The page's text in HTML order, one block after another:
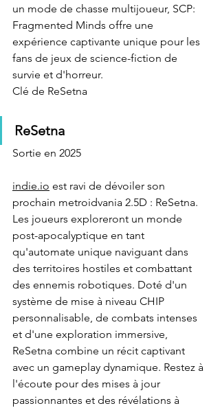
un mode de chasse multijoueur, SCP:
Fragmented Minds offre une
expérience captivante unique pour les
fans de jeux de science-fiction de
survie et d'horreur.
Clé de ReSetna
ReSetna
Sortie en 2025
indie.io est ravi de dévoiler son
prochain metroidvania 2.5D : ReSetna.
Les joueurs exploreront un monde
post-apocalyptique en tant
qu'automate unique naviguant dans
des territoires hostiles et combattant
des ennemis robotiques. Doté d'un
système de mise à niveau CHIP
personnalisable, de combats intenses
et d'une exploration immersive,
ReSetna combine un récit captivant
avec un gameplay dynamique. Restez à
l'écoute pour des mises à jour
passionnantes et des révélations à